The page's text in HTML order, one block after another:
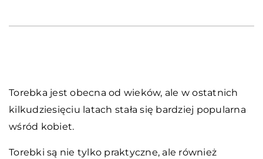
Torebka jest obecna od wieków, ale w ostatnich
kilkudziesięciu latach stała się bardziej popularna
wśród kobiet.
Torebki są nie tylko praktyczne, ale również